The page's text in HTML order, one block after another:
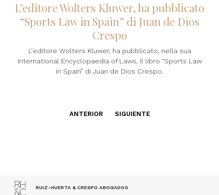
L’editore Wolters Kluwer, ha pubblicato
“Sports Law in Spain” di Juan de Dios
Crespo
L’editore Wolters Kluwer, ha pubblicato, nella sua
International Encyclopaedia of Laws, il libro “Sports Law
in Spain” di Juan de Dios Crespo.
ANTERIOR SIGUIENTE
RUIZ-HUERTA & CRESPO ABOGADOS